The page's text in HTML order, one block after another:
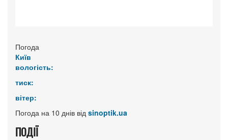
Погода
Київ
вологість:
тиск:
вітер:
Погода на 10 днів від sinoptik.ua
ПОДІЇ